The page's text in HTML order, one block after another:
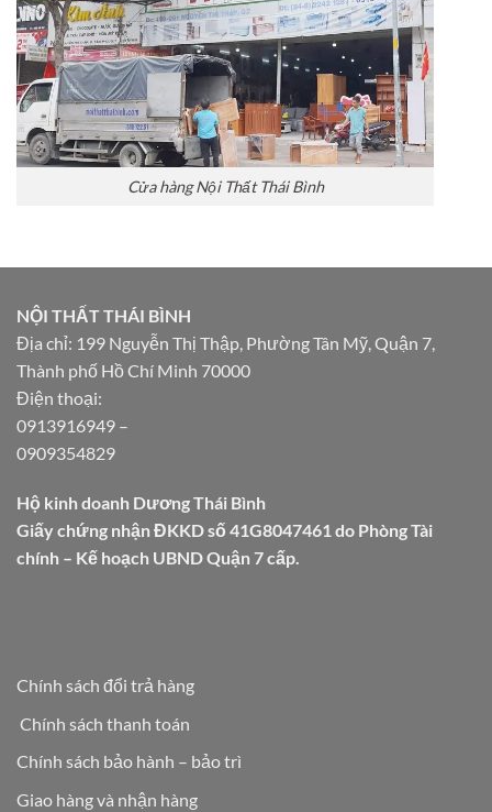
Cửa hàng Nội Thất Thái Bình
NỘI THẤT THÁI BÌNH
Địa chỉ: 199 Nguyễn Thị Thập, Phường Tân Mỹ, Quận 7,
Thành phố Hồ Chí Minh 70000
Điện thoại:
0913916949 –
0909354829
Hộ kinh doanh Dương Thái Bình
Giấy chứng nhận ĐKKD số 41G8047461 do Phòng Tài
chính – Kế hoạch UBND Quận 7 cấp.
Chính sách đổi trả hàng
Chính sách thanh toán
Chính sách bảo hành – bảo trì
Giao hàng và nhận hàng